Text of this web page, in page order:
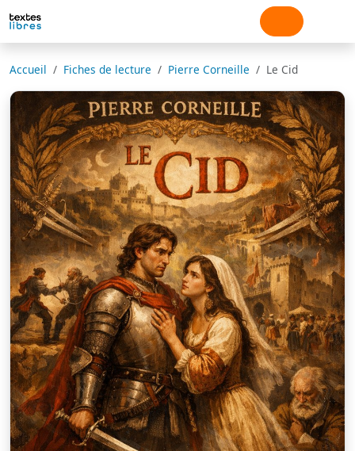
Accueil Fiches de lecture Pierre Corneille Le Cid